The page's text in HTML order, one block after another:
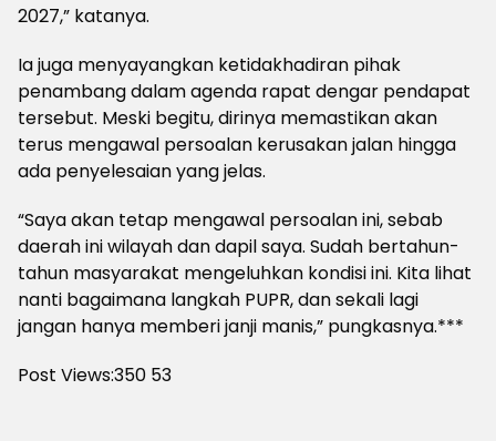
2027,” katanya.
Ia juga menyayangkan ketidakhadiran pihak
penambang dalam agenda rapat dengar pendapat
tersebut. Meski begitu, dirinya memastikan akan
terus mengawal persoalan kerusakan jalan hingga
ada penyelesaian yang jelas.
“Saya akan tetap mengawal persoalan ini, sebab
daerah ini wilayah dan dapil saya. Sudah bertahun-
tahun masyarakat mengeluhkan kondisi ini. Kita lihat
nanti bagaimana langkah PUPR, dan sekali lagi
jangan hanya memberi janji manis,” pungkasnya.***
Post Views:350 53